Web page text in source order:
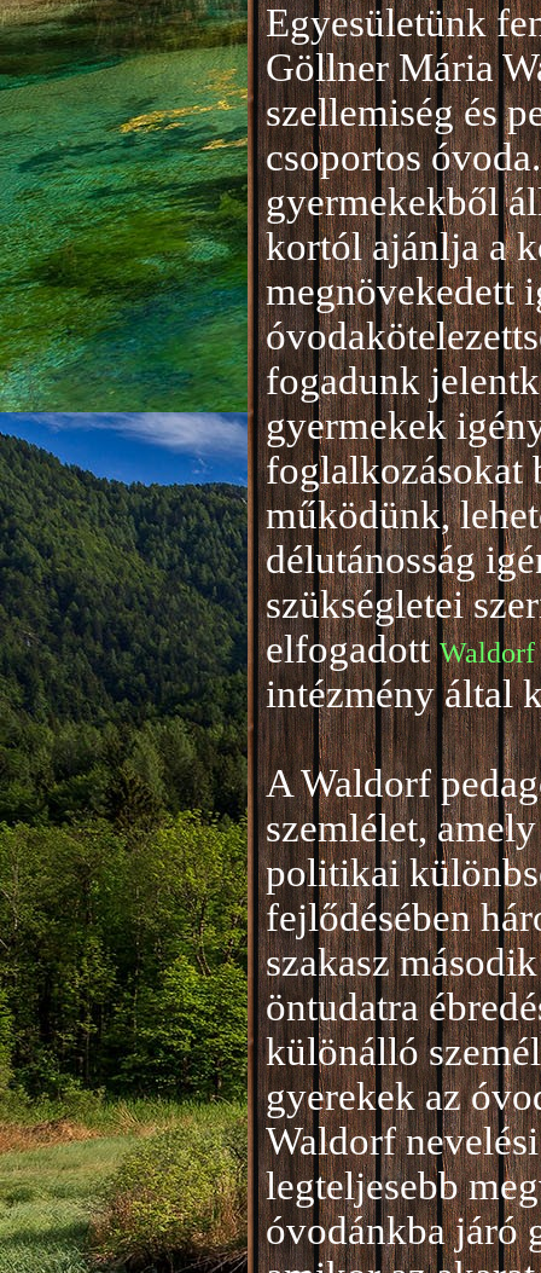
Egyesületünk
Göllner Mária
szellemiség és
csoportos
gyermekekből
kortól ajánlja a
megnövekedett
fogadunk
gyermekek
foglalkozásokat
működünk,
délutánosság
szükségletei
elfogadott Waldorf
intézmény által
A Waldorf
szemlélet,
politikai
fejlődésében
szakasz
öntudatra
különálló
gyerekek az
Waldorf
legteljesebb
óvodánkba járó